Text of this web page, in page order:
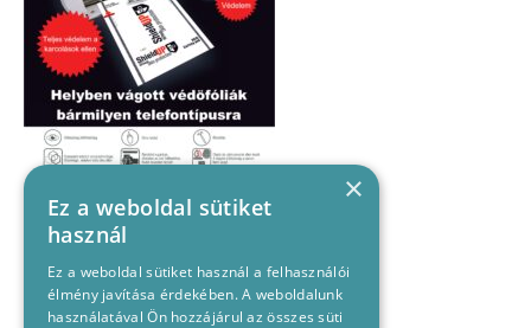
×
Ez a weboldal sütiket
használ
Ez a weboldal sütiket használ a felhasználói
élmény javítása érdekében. A weboldalunk
használatával Ön hozzájárul az összes süti